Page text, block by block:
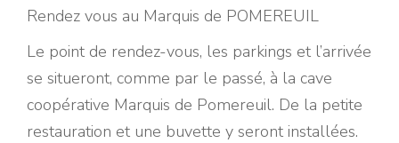
Rendez vous au Marquis de POMEREUIL
Le point de rendez-vous, les parkings et l’arrivée
se situeront, comme par le passé, à la cave
coopérative Marquis de Pomereuil. De la petite
restauration et une buvette y seront installées.